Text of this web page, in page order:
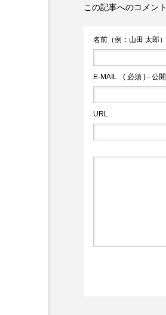
この記事へのコメン
名前（例：山田 太郎）
E-MAIL ( 必須 ) - 公
URL